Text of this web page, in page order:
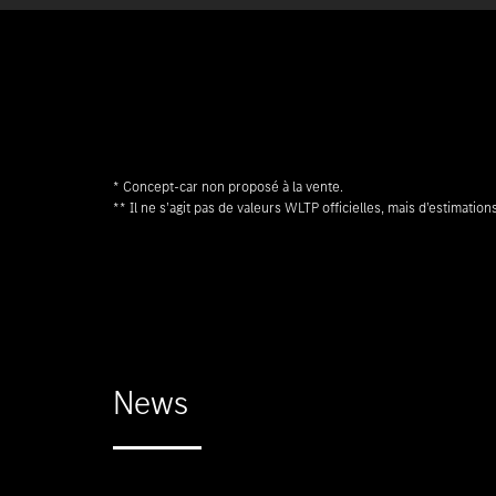
* Concept-car non proposé à la vente.
** Il ne s’agit pas de valeurs WLTP officielles, mais
News